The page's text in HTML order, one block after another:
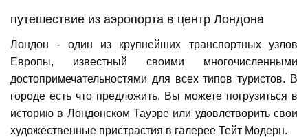
путешествие из аэропорта в центр Лондона
Лондон - один из крупнейших транспортных узлов
Европы, известный своими многочисленными
достопримечательностями для всех типов туристов. В
городе есть что предложить. Вы можете погрузиться в
историю в Лондонском Тауэре или удовлетворить свои
художественные пристрастия в галерее Тейт Модерн.